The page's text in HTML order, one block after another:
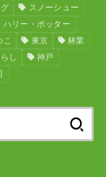
スノーシュー
ハリー・ポッター
こ 東京
林業
し
神戸